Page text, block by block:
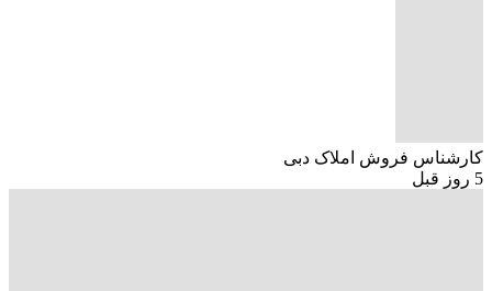
کارشناس فروش املاک دبی
5 روز قبل